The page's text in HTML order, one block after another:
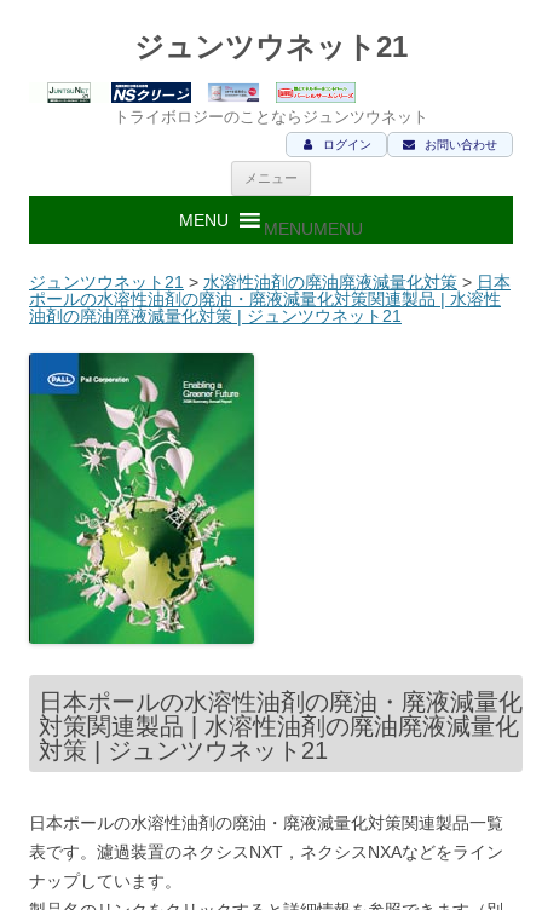
ジュンツウネット21
トライボロジーのことならジュンツウネット
お問い合わせ
ログイン
メニュー
ン
ツ
ス
キ
ッ
プ
MENUMENU
ジュンツウネット21 > 水溶性油剤の廃油廃液減量化対策 > 日本
ポールの水溶性油剤の廃油・廃液減量化対策関連製品 | 水溶性
油剤の廃油廃液減量化対策 | ジュンツウネット21
日本ポールの水溶性油剤の廃油・廃液減量化
対策関連製品 | 水溶性油剤の廃油廃液減量化
対策 | ジュンツウネット21
日本ポールの水溶性油剤の廃油・廃液減量化対策関連製品一覧
表です。濾過装置のネクシスNXT，ネクシスNXAなどをライン
ナップしています。